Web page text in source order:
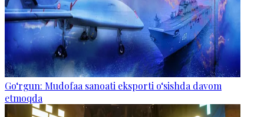
Go‘rgun: Mudofaa sanoati eksporti o‘sishda davom
etmoqda